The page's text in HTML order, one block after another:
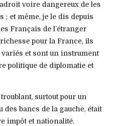
voire dangereux de les
; et même, je le dis depuis
Français de l’étranger
pour la France, ils
et sont un instrument
politique de diplomatie et
troublant, surtout pour un
des bancs de la gauche, était
impôt et nationalité.